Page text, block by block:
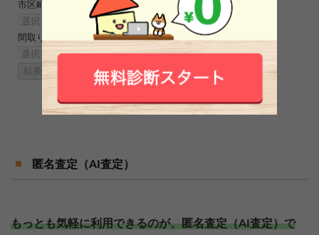
市区町村
間取り
結果をみる
匿名査定（AI査定）
もっとも気軽に利用できるのが、匿名査定（AI査定）で